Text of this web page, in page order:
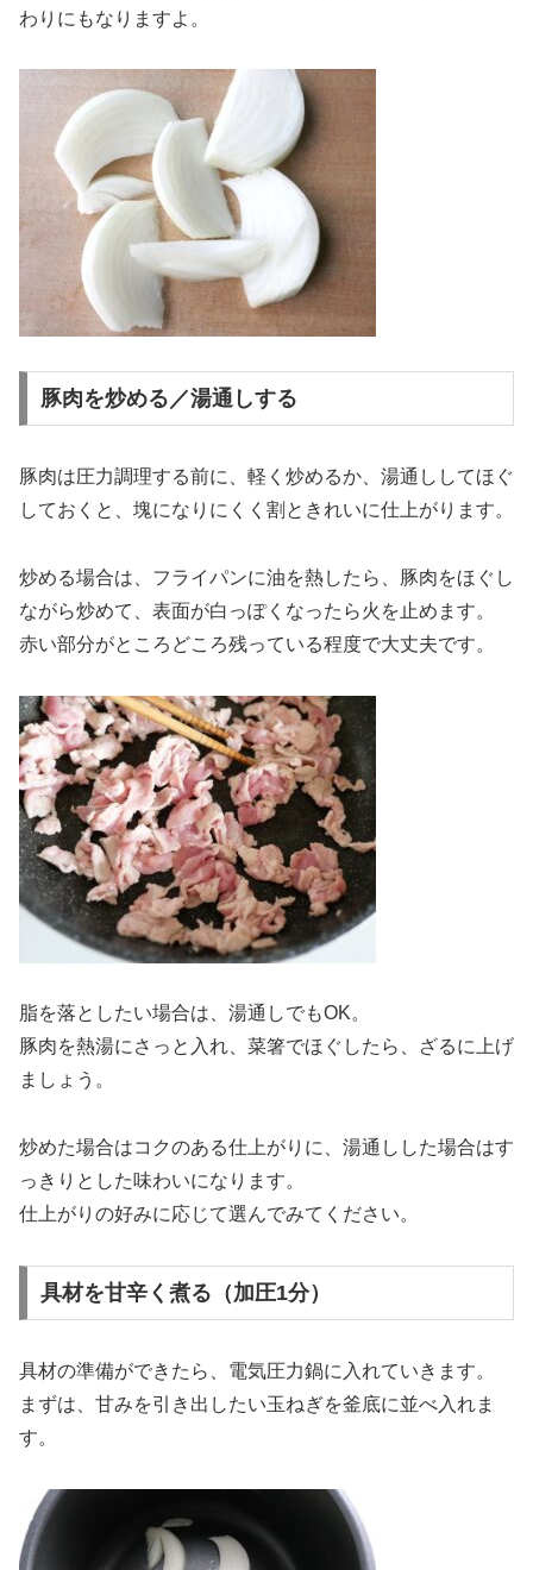
わりにもなりますよ。
豚肉を炒める／湯通しする
豚肉は圧力調理する前に、軽く炒めるか、湯通ししてほぐ
しておくと、塊になりにくく割ときれいに仕上がります。
炒める場合は、フライパンに油を熱したら、豚肉をほぐし
ながら炒めて、表面が白っぽくなったら火を止めます。
赤い部分がところどころ残っている程度で大丈夫です。
脂を落としたい場合は、湯通しでもOK。
豚肉を熱湯にさっと入れ、菜箸でほぐしたら、ざるに上げ
ましょう。
炒めた場合はコクのある仕上がりに、湯通しした場合はす
っきりとした味わいになります。
仕上がりの好みに応じて選んでみてください。
具材を甘辛く煮る（加圧1分）
具材の準備ができたら、電気圧力鍋に入れていきます。
まずは、甘みを引き出したい玉ねぎを釜底に並べ入れま
す。